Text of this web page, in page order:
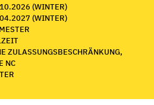
(WINTER)
(WINTER)
ZULASSUNGSBESCHRÄNKUNG,
NC